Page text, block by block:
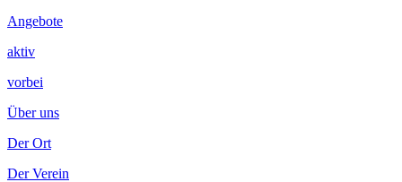
Angebote
aktiv
vorbei
Über uns
Der Ort
Der Verein